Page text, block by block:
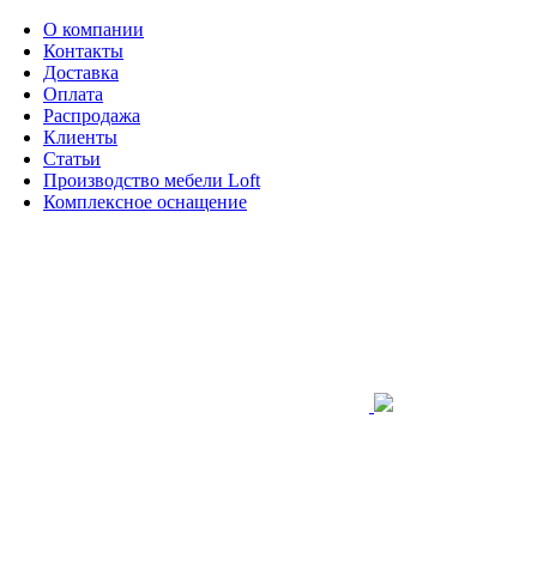
О компании
Контакты
Доставка
Оплата
Распродажа
Клиенты
Статьи
Производство мебели Loft
Комплексное оснащение